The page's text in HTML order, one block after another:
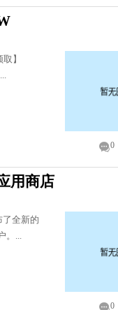
】
0
用商店
全新的
。...
0